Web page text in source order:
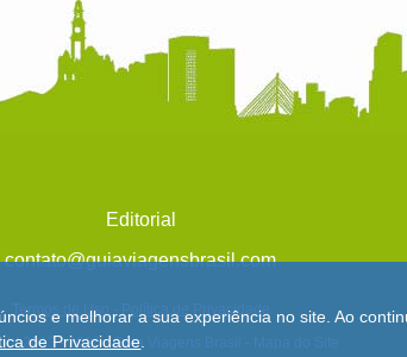
Editorial
contato@guiaviagensbrasil.com
Termos de Uso
Política de Privacidade
2013 - 2026 - Guia Viagens Brasil - Mapa do Site
e melhorar a sua experiência no site. Ao
de Privacidade